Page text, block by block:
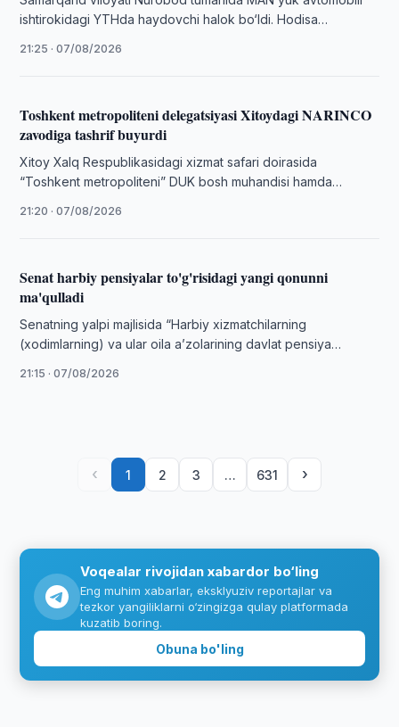
ishtirokidagi YTHda haydovchi halok bo‘ldi. Hodisa
21:25 · 07/08/2026
Toshkent metropoliteni delegatsiyasi Xitoydagi NARINCO
zavodiga tashrif buyurdi
Xitoy Xalq Respublikasidagi xizmat safari doirasida
“Toshkent metropoliteni” DUK bosh muhandisi hamda
avtonom rayonining Baotou …
21:20 · 07/08/2026
Senat harbiy pensiyalar to'g'risidagi yangi qonunni
ma'qulladi
Senatning yalpi majlisida “Harbiy xizmatchilarning
(xodimlarning) va ular oila aʼzolarining davlat pensiya
21:15 · 07/08/2026
‹ 1 2 3 … 631 ›
Voqealar rivojidan xabardor bo‘ling
Eng muhim xabarlar, eksklyuziv reportajlar va
tezkor yangiliklarni o‘zingizga qulay platformada
kuzatib boring.
Obuna bo'ling